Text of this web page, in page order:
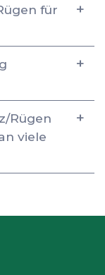
für
Rügen
viele